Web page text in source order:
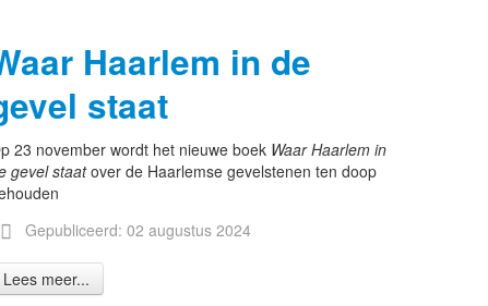
Haarlem in de
staat
23 november wordt het nieuwe boek Waar Haarlem in
gevel staatover de Haarlemse gevelstenen ten doop
Gepubliceerd: 02 augustus 2024
Lees meer...